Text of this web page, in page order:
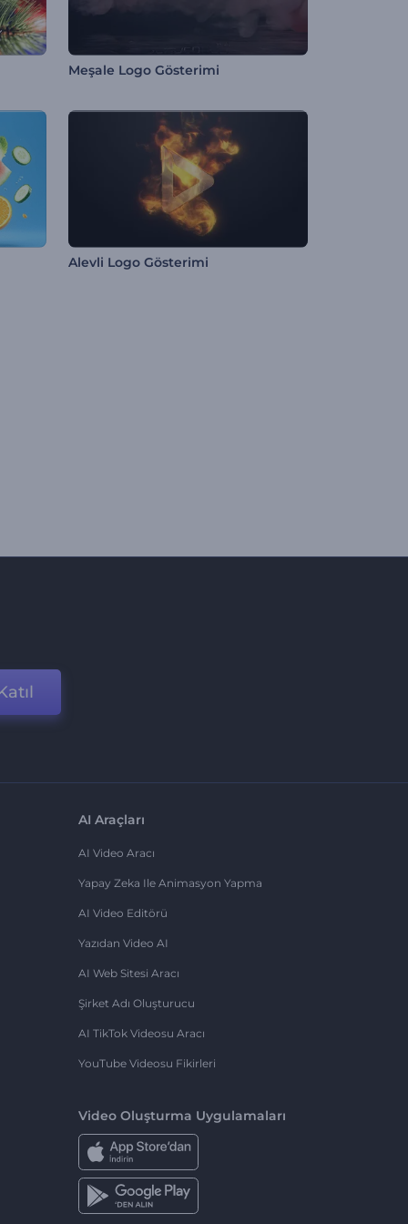
Meşale Logo Gösterimi
Alevli Logo Gösterimi
AI Araçları
AI Video Aracı
Yapay Zeka Ile Animasyon Yapma
AI Video Editörü
Yazıdan Video AI
AI Web Sitesi Aracı
Şirket Adı Oluşturucu
AI TikTok Videosu Aracı
YouTube Videosu Fikirleri
Video Oluşturma Uygulamaları